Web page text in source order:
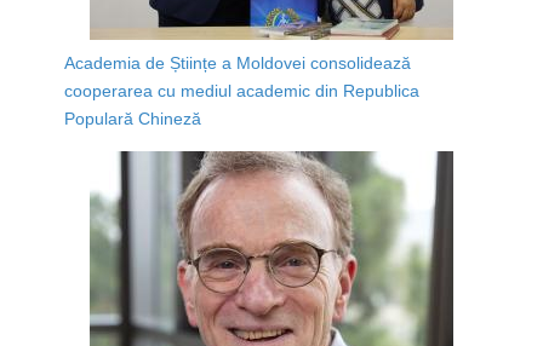
Academia de Științe a Moldovei consolidează
cooperarea cu mediul academic din Republica
Populară Chineză